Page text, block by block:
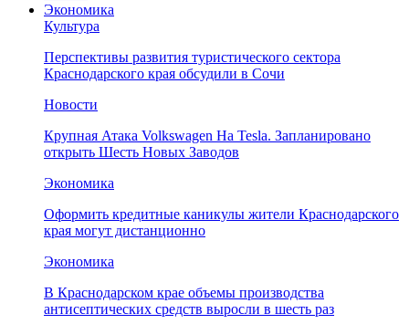
Экономика
Культура
Перспективы развития туристического сектора
Краснодарского края обсудили в Сочи
Новости
Крупная Атака Volkswagen На Tesla. Запланировано
открыть Шесть Новых Заводов
Экономика
Оформить кредитные каникулы жители Краснодарского
края могут дистанционно
Экономика
В Краснодарском крае объемы производства
антисептических средств выросли в шесть раз